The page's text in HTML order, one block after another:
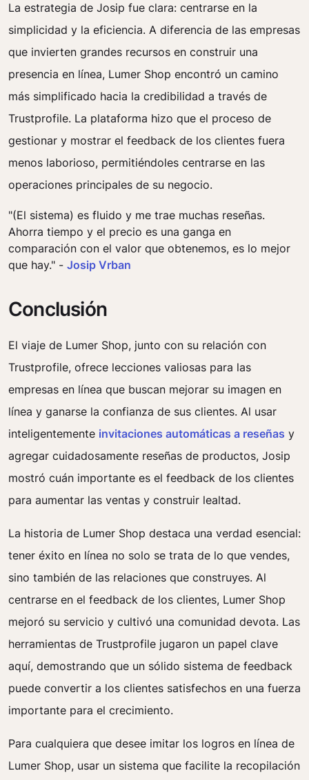
La estrategia de Josip fue clara: centrarse en la
simplicidad y la eficiencia. A diferencia de las empresas
que invierten grandes recursos en construir una
presencia en línea, Lumer Shop encontró un camino
más simplificado hacia la credibilidad a través de
Trustprofile. La plataforma hizo que el proceso de
gestionar y mostrar el feedback de los clientes fuera
menos laborioso, permitiéndoles centrarse en las
operaciones principales de su negocio.
"(El sistema) es fluido y me trae muchas reseñas.
Ahorra tiempo y el precio es una ganga en
comparación con el valor que obtenemos, es lo mejor
que hay." - Josip Vrban
Conclusión
El viaje de Lumer Shop, junto con su relación con
Trustprofile, ofrece lecciones valiosas para las
empresas en línea que buscan mejorar su imagen en
línea y ganarse la confianza de sus clientes. Al usar
inteligentemente invitaciones automáticas a reseñas y
agregar cuidadosamente reseñas de productos, Josip
mostró cuán importante es el feedback de los clientes
para aumentar las ventas y construir lealtad.
La historia de Lumer Shop destaca una verdad esencial:
tener éxito en línea no solo se trata de lo que vendes,
sino también de las relaciones que construyes. Al
centrarse en el feedback de los clientes, Lumer Shop
mejoró su servicio y cultivó una comunidad devota. Las
herramientas de Trustprofile jugaron un papel clave
aquí, demostrando que un sólido sistema de feedback
puede convertir a los clientes satisfechos en una fuerza
importante para el crecimiento.
Para cualquiera que desee imitar los logros en línea de
Lumer Shop, usar un sistema que facilite la recopilación